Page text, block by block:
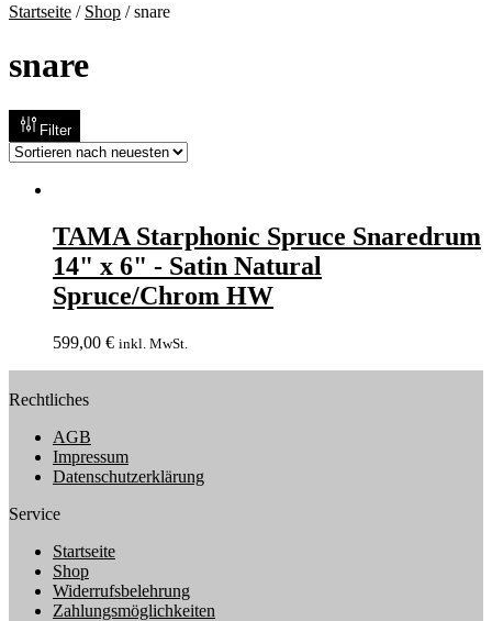
Startseite / Shop /snare
snare
Filter
TAMA Starphonic Spruce Snaredrum
14" x 6" - Satin Natural
Spruce/Chrom HW
599,00 € inkl. MwSt.
Rechtliches
AGB
Impressum
Datenschutzerklärung
Service
Startseite
Shop
Widerrufsbelehrung
Zahlungsmöglichkeiten